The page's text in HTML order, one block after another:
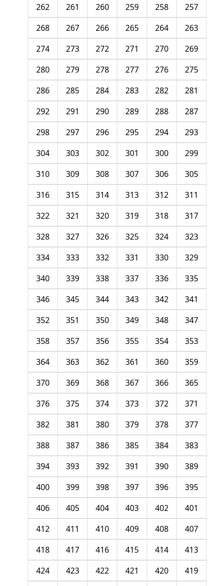
257
258
259
260
261
262
263
264
265
266
267
268
269
270
271
272
273
274
275
276
277
278
279
280
281
282
283
284
285
286
287
288
289
290
291
292
293
294
295
296
297
298
299
300
301
302
303
304
305
306
307
308
309
310
311
312
313
314
315
316
317
318
319
320
321
322
323
324
325
326
327
328
329
330
331
332
333
334
335
336
337
338
339
340
341
342
343
344
345
346
347
348
349
350
351
352
353
354
355
356
357
358
359
360
361
362
363
364
365
366
367
368
369
370
371
372
373
374
375
376
377
378
379
380
381
382
383
384
385
386
387
388
389
390
391
392
393
394
395
396
397
398
399
400
401
402
403
404
405
406
407
408
409
410
411
412
413
414
415
416
417
418
419
420
421
422
423
424